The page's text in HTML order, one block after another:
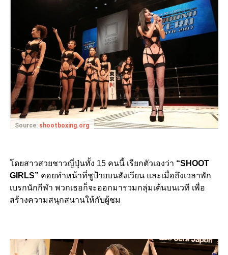
Source: shootboxing.org
โดยสาวสวยชาวญี่ปุ่นทั้ง 15 คนนี้ เรียกตัวเองว่า “SHOOT
GIRLS” คอยทำหน้าที่ชูป้ายบนสังเวียน และเมื่อถึงเวลาพัก
เบรกนักกีฬา พวกเธอก็จะออกมารวมกลุ่มเต้นบนเวที เพื่อ
สร้างความสนุกสนานให้กับผู้ชม